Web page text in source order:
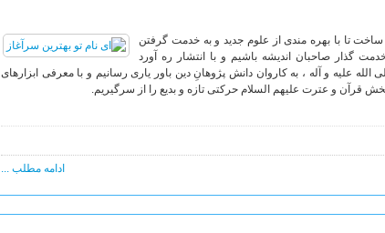
تا با بهره مندی از علوم جدید و به خدمت گرفتن
گذار صاحبان اندیشه باشیم و با انتشار ره آورد
علیه و آله ، به کاروان دانش پژوهانِ دین باور یاری رسانیم و با معرفی ابزارهای
قرآن و عترت علیهم السلام حرکتی تازه و بدیع را از سرگیریم.
ادامه مطلب ...